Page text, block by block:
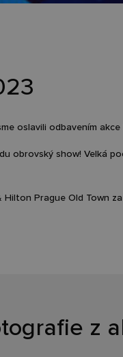
oslavili odbavením
obrovský show! Velká
Hilton Prague Old Town
z